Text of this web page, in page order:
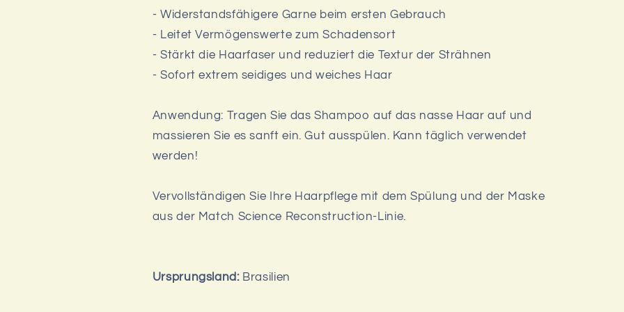
- Widerstandsfähigere Garne beim ersten Gebrauch
- Leitet Vermögenswerte zum Schadensort
- Stärkt die Haarfaser und reduziert die Textur der Strähnen
- Sofort extrem seidiges und weiches Haar
Anwendung: Tragen Sie das Shampoo auf das nasse Haar auf und
massieren Sie es sanft ein. Gut ausspülen. Kann täglich verwendet
werden!
Vervollständigen Sie Ihre Haarpflege mit dem Spülung und der Maske
aus der Match Science Reconstruction-Linie.
Ursprungsland:Brasilien